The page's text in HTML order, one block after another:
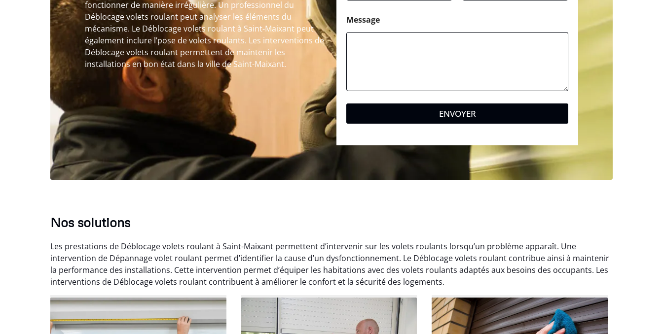
fonctionner de manière irrégulière. Un professionnel du
Déblocage volets roulant peut analyser les éléments du
mécanisme. Le Déblocage volets roulant à Saint-Maixant peut
également inclure l’pose de volets roulants. Les interventions de
Déblocage volets roulant permettent de maintenir les
installations en bon état dans la ville de Saint-Maixant.
Message
ENVOYER
Nos solutions
Les prestations de Déblocage volets roulant à Saint-Maixant permettent d’intervenir sur les volets roulants lorsqu’un problème apparaît. Une
intervention de Dépannage volet roulant permet d’identifier la cause d’un dysfonctionnement. Le Déblocage volets roulant contribue ainsi à maintenir
la performance des installations. Cette intervention permet d’équiper les habitations avec des volets roulants adaptés aux besoins des occupants. Les
interventions de Déblocage volets roulant contribuent à améliorer le confort et la sécurité des logements.